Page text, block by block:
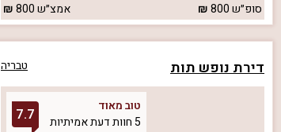
סופ״ש800 אמצ״ש800
דירת נופש תות טבריה
טוב מאוד
5 חוות דעת אמיתיות
7.7